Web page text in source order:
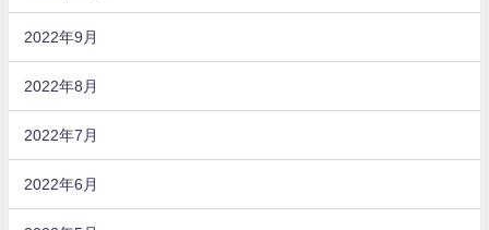
2022年9月
2022年8月
2022年7月
2022年6月